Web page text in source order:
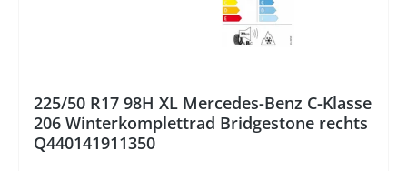
225/50 R17 98H XL Mercedes-Benz C-Klasse
206 Winterkomplettrad Bridgestone rechts
Q440141911350